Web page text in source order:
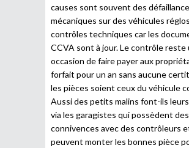
causes sont souvent des
mécaniques sur des véhicules
contrôles techniques car les
CCVA sont à jour. Le contrôle reste
occasion de faire payer aux
forfait pour un an sans aucune
les pièces soient ceux du véhicule
Aussi des petits malins font-ils
via les garagistes qui possèdent des
connivences avec des contrôleurs
peuvent monter les bonnes pièce